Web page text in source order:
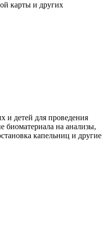
карты и других
и детей для проведения
биоматериала на анализы,
капельниц и другие